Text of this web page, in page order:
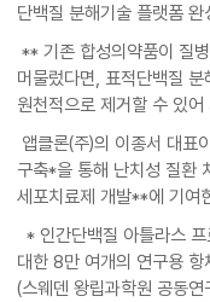
단백질 분해기술 플랫폼 완
** 기존 합성의약품이 질
머물렀다면, 표적단백질
원천적으로 제거할 수 있
앱클론(주)의 이종서 대표
구축*을 통해 난치성 질환
세포치료제 개발**에 기여
* 인간단백질 아틀라스
대한 8만 여개의 연구용
(스웨덴 왕립과학원 공동연